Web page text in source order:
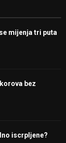
mijenja tri puta
bez
iscrpljene?